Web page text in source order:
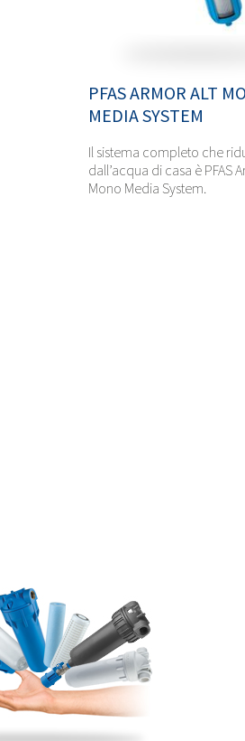
PFAS ARMOR ALT
MEDIA SYSTEM
Il sistema completo che
dall’acqua di casa è PFAS
Mono Media System.